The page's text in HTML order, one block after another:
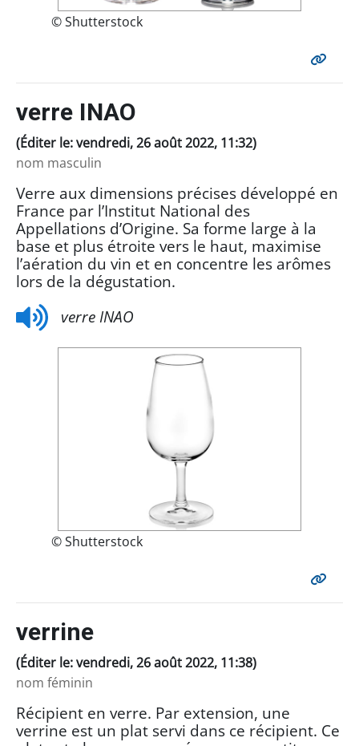
© Shutterstock
verre INAO
(Éditer le: vendredi, 26 août 2022, 11:32)
nom masculin
Verre aux dimensions précises développé en
France par l’Institut National des
Appellations d’Origine. Sa forme large à la
base et plus étroite vers le haut, maximise
l’aération du vin et en concentre les arômes
lors de la dégustation.
verre INAO
© Shutterstock
verrine
(Éditer le: vendredi, 26 août 2022, 11:38)
nom féminin
Récipient en verre. Par extension, une
verrine est un plat servi dans ce récipient. Ce